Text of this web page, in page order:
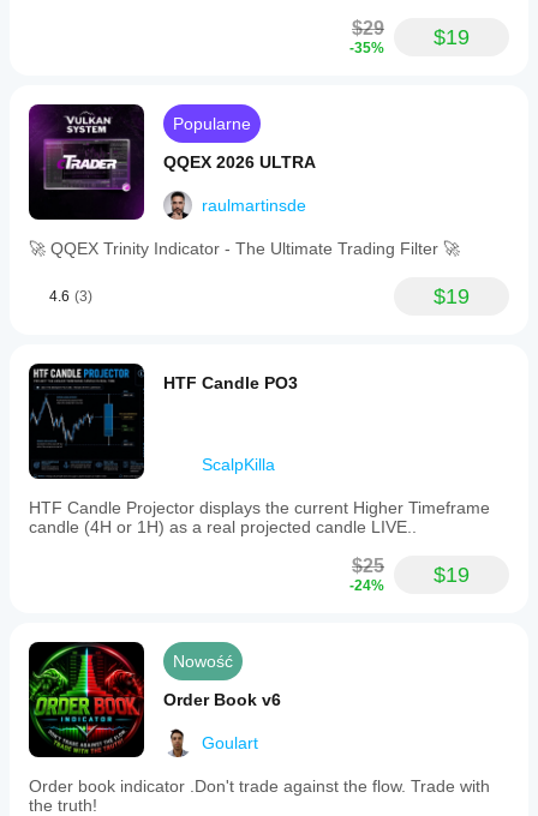
$29
-35% $19
Popularne
QQEX 2026 ULTRA
raulmartinsde
🚀 QQEX Trinity Indicator - The Ultimate Trading Filter 🚀
4.6 (3) $19
HTF Candle PO3
ScalpKilla
HTF Candle Projector displays the current Higher Timeframe
candle (4H or 1H) as a real projected candle LIVE..
$25
-24% $19
Nowość
Order Book v6
Goulart
Order book indicator .Don't trade against the flow. Trade with
the truth!